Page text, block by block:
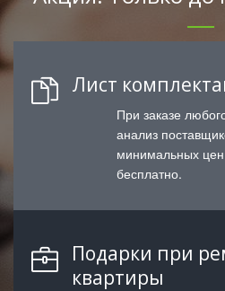
Лист
При заказе
анализ
минимальных
бесплатно.
Подарки при
квартиры